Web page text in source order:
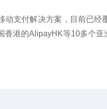
支付解决方案，目前已经
港的AlipayHK等10多个亚